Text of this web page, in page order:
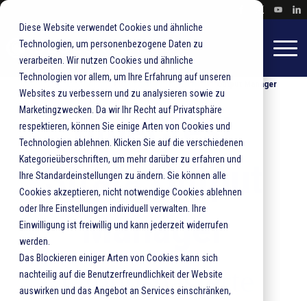
Diese Website verwendet Cookies und ähnliche
Technologien, um personenbezogene Daten zu
verarbeiten. Wir nutzen Cookies und ähnliche
Technologien vor allem, um Ihre Erfahrung auf unseren
Websites zu verbessern und zu analysieren sowie zu
Marketingzwecken. Da wir Ihr Recht auf Privatsphäre
respektieren, können Sie einige Arten von Cookies und
Technologien ablehnen. Klicken Sie auf die verschiedenen
Kategorieüberschriften, um mehr darüber zu erfahren und
Ihre Standardeinstellungen zu ändern. Sie können alle
Cookies akzeptieren, nicht notwendige Cookies ablehnen
oder Ihre Einstellungen individuell verwalten. Ihre
Einwilligung ist freiwillig und kann jederzeit widerrufen
werden.
Das Blockieren einiger Arten von Cookies kann sich
nachteilig auf die Benutzerfreundlichkeit der Website
auswirken und das Angebot an Services einschränken,
Software Print&Mail Output Manager
BlueCrest
Strata Output
Manager
Cloud-basierte